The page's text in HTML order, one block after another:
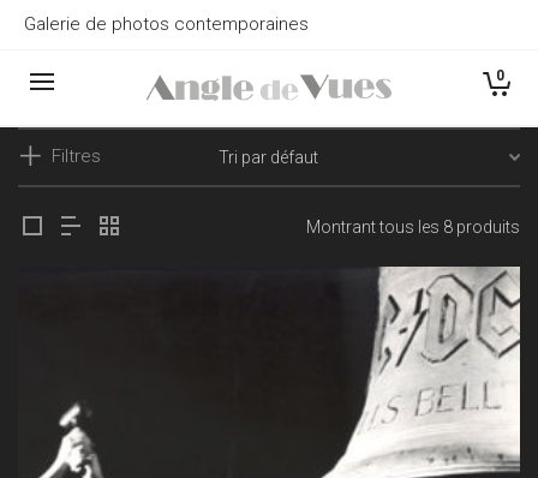
Galerie de photos contemporaines
0
Filtres
Montrant tous les 8 produits